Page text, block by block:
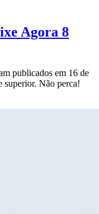
Agora 8
publicados em 16 de
superior. Não perca!